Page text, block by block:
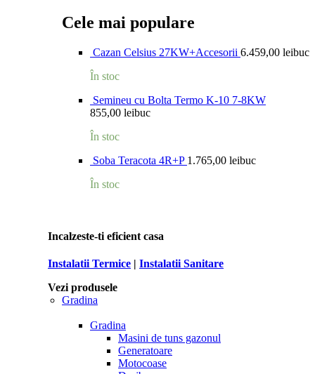
Cele mai populare
Cazan Celsius 27KW+Accesorii 6.459,00 leibuc
În stoc
Semineu cu Bolta Termo K-10 7-8KW
855,00 leibuc
În stoc
Soba Teracota 4R+P 1.765,00 leibuc
În stoc
Incalzeste-ti eficient casa
Instalatii Termice | Instalatii Sanitare
Vezi produsele
Gradina
Gradina
Masini de tuns gazonul
Generatoare
Motocoase